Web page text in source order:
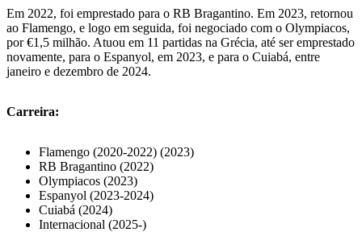
Em 2022, foi emprestado para o RB Bragantino. Em 2023, retornou
ao Flamengo, e logo em seguida, foi negociado com o Olympiacos,
por €1,5 milhão. Atuou em 11 partidas na Grécia, até ser emprestado
novamente, para o Espanyol, em 2023, e para o Cuiabá, entre
janeiro e dezembro de 2024.
Carreira:
Flamengo (2020-2022) (2023)
RB Bragantino (2022)
Olympiacos (2023)
Espanyol (2023-2024)
Cuiabá (2024)
Internacional (2025-)